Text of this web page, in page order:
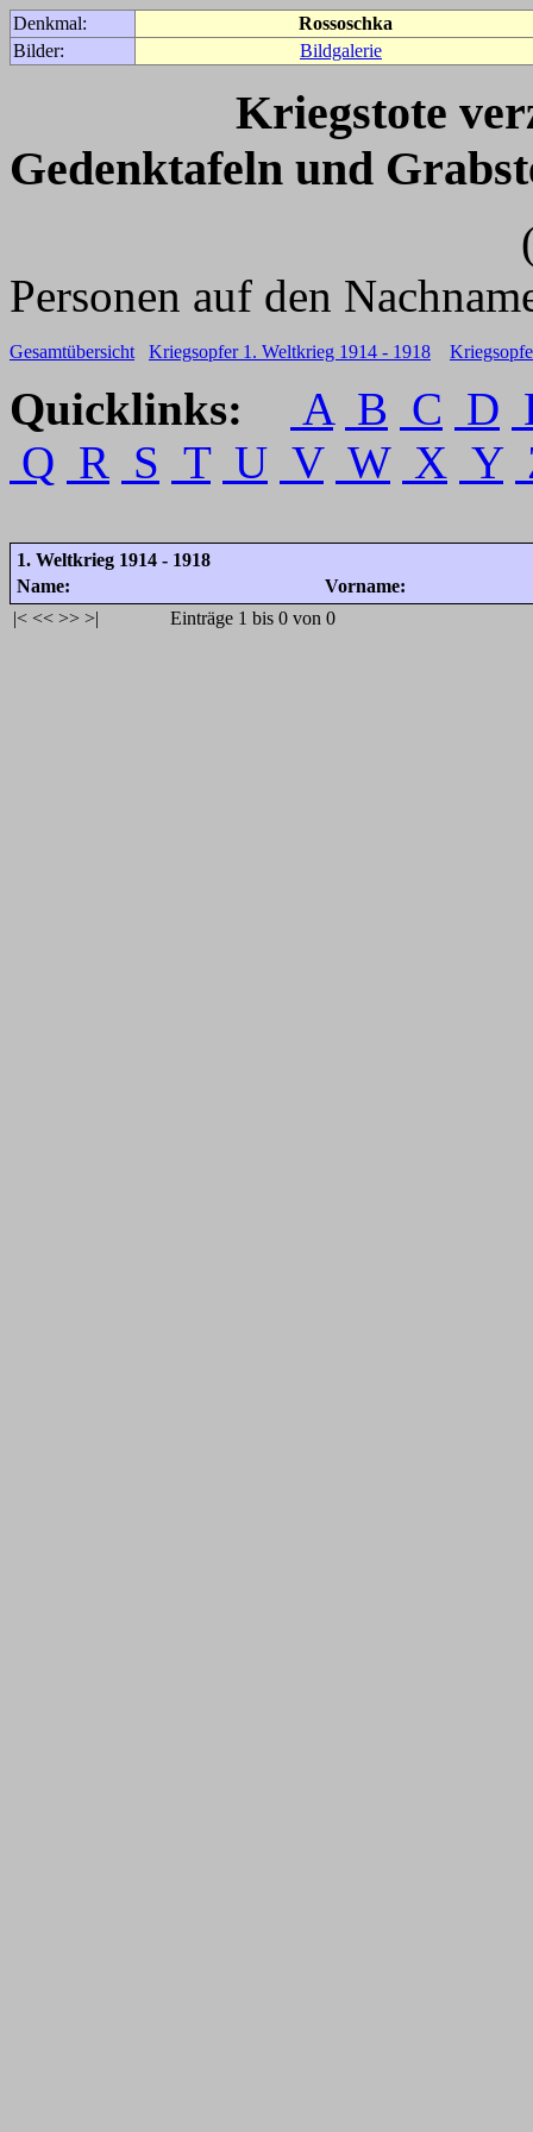
Denkmal:
Rossoschka
Bilder:
Bildgalerie
Kriegstote
Gedenktafeln und
(Für weitere
Personen auf den
Gesamtübersicht Kriegsopfer 1. Weltkrieg 1914 - 1918
Quicklinks: A B C D
Q R S T U V W X Y
1. Weltkrieg 1914 - 1918
Name:
Vorname:
|< << >> >| Einträge 1 bis 0 von 0